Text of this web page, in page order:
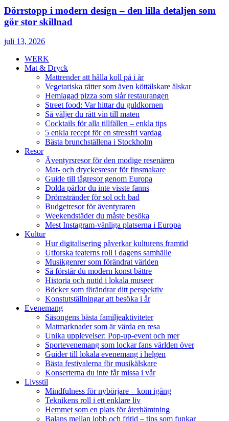
Dörrstopp i modern design – den lilla detaljen som
gör stor skillnad
juli 13, 2026
WERK
Mat & Dryck
Mattrender att hålla koll på i år
Vegetariska rätter som även köttälskare älskar
Hemlagad pizza som slår restaurangen
Street food: Var hittar du guldkornen
Så väljer du rätt vin till maten
Cocktails för alla tillfällen – enkla tips
5 enkla recept för en stressfri vardag
Bästa brunchställena i Stockholm
Resor
Äventyrsresor för den modige resenären
Mat- och dryckesresor för finsmakare
Guide till tågresor genom Europa
Dolda pärlor du inte visste fanns
Drömstränder för sol och bad
Budgetresor för äventyraren
Weekendstäder du måste besöka
Mest Instagram-vänliga platserna i Europa
Kultur
Hur digitalisering påverkar kulturens framtid
Utforska teaterns roll i dagens samhälle
Musikgenrer som förändrat världen
Så förstår du modern konst bättre
Historia och nutid i lokala museer
Böcker som förändrar ditt perspektiv
Konstutställningar att besöka i år
Evenemang
Säsongens bästa familjeaktiviteter
Matmarknader som är värda en resa
Unika upplevelser: Pop-up-event och mer
Sportevenemang som lockar fans världen över
Guider till lokala evenemang i helgen
Bästa festivalerna för musikälskare
Konserterna du inte får missa i vår
Livsstil
Mindfulness för nybörjare – kom igång
Teknikens roll i ett enklare liv
Hemmet som en plats för återhämtning
Balans mellan jobb och fritid – tips som funkar